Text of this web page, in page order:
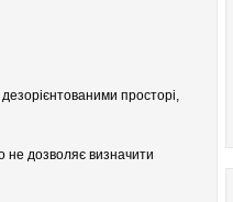
просторі,
не дозволяє визначити